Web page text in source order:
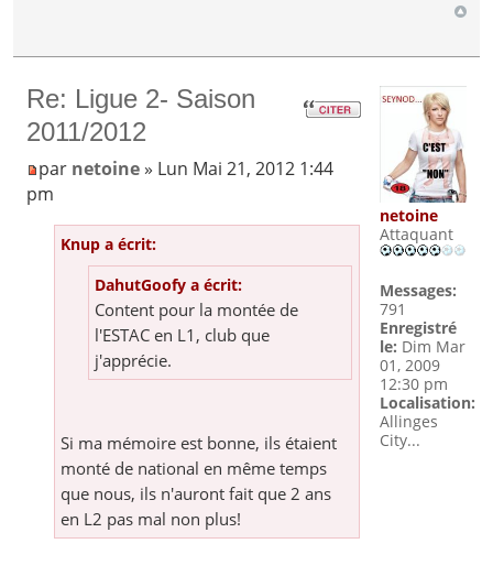
Re: Ligue 2- Saison
2011/2012
par netoine» Lun Mai 21, 2012 1:44
pm
Knup a écrit:
DahutGoofy a écrit:
Content pour la montée de
l'ESTAC en L1, club que
j'apprécie.
Si ma mémoire est bonne, ils étaient
monté de national en même temps
que nous, ils n'auront fait que 2 ans
en L2 pas mal non plus!
netoine
Attaquant
Messages:
791
Enregistré
le: Dim Mar
01, 2009
12:30 pm
Localisation:
Allinges
City...